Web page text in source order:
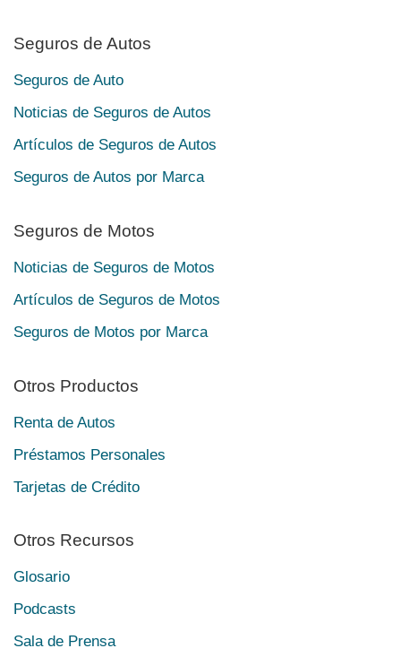
Seguros de Autos
Seguros de Auto
Noticias de Seguros de Autos
Artículos de Seguros de Autos
Seguros de Autos por Marca
Seguros de Motos
Noticias de Seguros de Motos
Artículos de Seguros de Motos
Seguros de Motos por Marca
Otros Productos
Renta de Autos
Préstamos Personales
Tarjetas de Crédito
Otros Recursos
Glosario
Podcasts
Sala de Prensa